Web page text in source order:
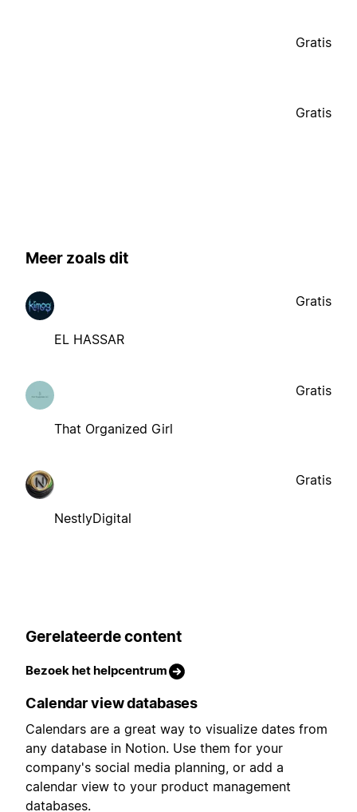
Gratis
Gratis
Meer zoals dit
EL HASSAR
Gratis
That Organized Girl
Gratis
NestlyDigital
Gratis
Gerelateerde content
Bezoek het helpcentrum
Calendar view databases
Calendars are a great way to visualize dates from
any database in Notion. Use them for your
company's social media planning, or add a
calendar view to your product management
databases.